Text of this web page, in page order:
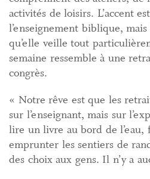
activités de loisirs. L’accent
l’enseignement biblique,
qu’elle veille tout
semaine ressemble à une
congrès.
« Notre rêve est que les
sur l’enseignant, mais sur
lire un livre au bord de l’eau,
emprunter les sentiers de
des choix aux gens. Il n’y a